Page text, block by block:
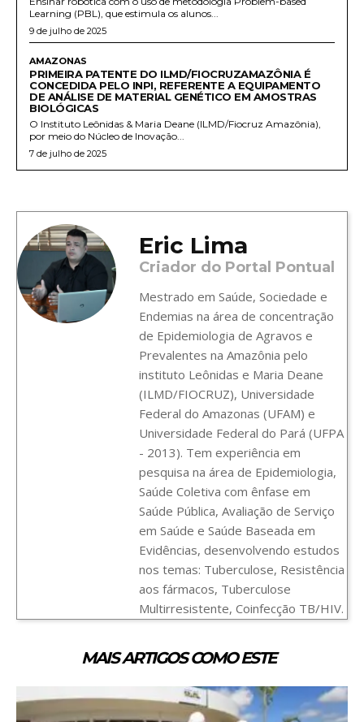
Learning (PBL), que estimula os alunos...
9 de julho de 2025
AMAZONAS
PRIMEIRA PATENTE DO ILMD/FIOCRUZAMAZÔNIA É
CONCEDIDA PELO INPI, REFERENTE A EQUIPAMENTO
DE ANÁLISE DE MATERIAL GENÉTICO EM AMOSTRAS
BIOLÓGICAS
O Instituto Leônidas & Maria Deane (ILMD/Fiocruz Amazônia),
por meio do Núcleo de Inovação...
7 de julho de 2025
Eric Lima
Criador do Portal Pontual
Mestrado em Saúde, Sociedade e
Endemias na área de concentração
de Epidemiologia de Agravos e
Prevalentes na Amazônia pelo
instituto Leônidas e Maria Deane
(ILMD/FIOCRUZ), Universidade
Federal do Amazonas (UFAM) e
Universidade Federal do Pará (UFPA
- 2013). Tem experiência em
pesquisa na área de Epidemiologia,
Saúde Coletiva com ênfase em
Saúde Pública, Avaliação de Serviço
em Saúde e Saúde Baseada em
Evidências, desenvolvendo estudos
nos temas: Tuberculose, Resistência
aos fármacos, Tuberculose
Multirresistente, Coinfecção TB/HIV.
MAIS ARTIGOS COMO ESTE